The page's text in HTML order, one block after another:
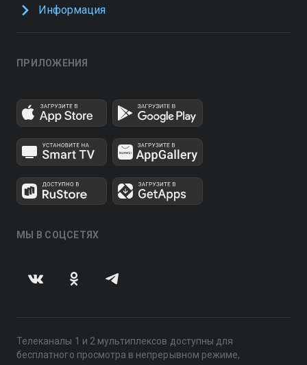
Информация
ПРИЛОЖЕНИЯ
МЫ В СОЦСЕТЯХ
Телеканалы 1 и 2 мультиплексов доступны для
бесплатного просмотра в непрерывном режиме,